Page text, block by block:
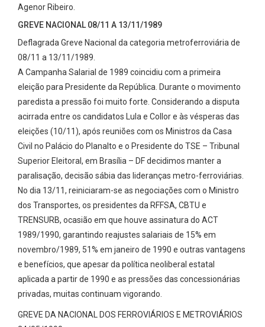
Agenor Ribeiro.
GREVE NACIONAL 08/11 A 13/11/1989
Deflagrada Greve Nacional da categoria metroferroviária de
08/11 a 13/11/1989.
A Campanha Salarial de 1989 coincidiu com a primeira
eleição para Presidente da República. Durante o movimento
paredista a pressão foi muito forte. Considerando a disputa
acirrada entre os candidatos Lula e Collor e às vésperas das
eleições (10/11), após reuniões com os Ministros da Casa
Civil no Palácio do Planalto e o Presidente do TSE – Tribunal
Superior Eleitoral, em Brasília – DF decidimos manter a
paralisação, decisão sábia das lideranças metro-ferroviárias.
No dia 13/11, reiniciaram-se as negociações com o Ministro
dos Transportes, os presidentes da RFFSA, CBTU e
TRENSURB, ocasião em que houve assinatura do ACT
1989/1990, garantindo reajustes salariais de 15% em
novembro/1989, 51% em janeiro de 1990 e outras vantagens
e benefícios, que apesar da política neoliberal estatal
aplicada a partir de 1990 e as pressões das concessionárias
privadas, muitas continuam vigorando.
GREVE DA NACIONAL DOS FERROVIÁRIOS E METROVIÁRIOS